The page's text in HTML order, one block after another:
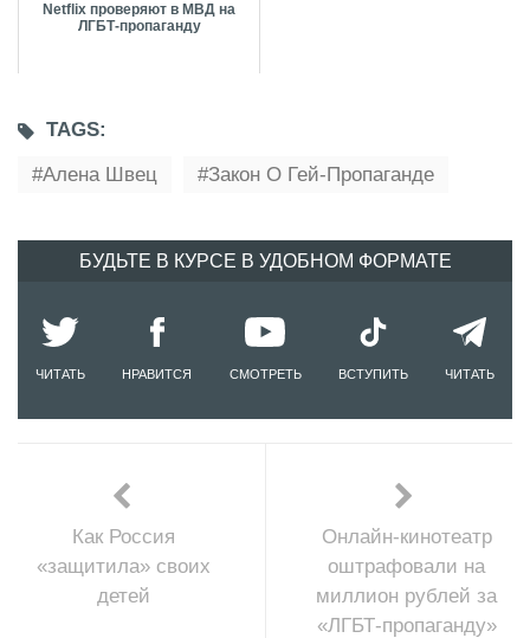
Netflix проверяют в МВД на
ЛГБТ-пропаганду
TAGS:
Алена Швец
Закон О Гей-Пропаганде
БУДЬТЕ В КУРСЕ В УДОБНОМ ФОРМАТЕ
ЧИТАТЬ НРАВИТСЯ СМОТРЕТЬ ВСТУПИТЬ ЧИТАТЬ
Как Россия
«защитила» своих
детей
Онлайн-кинотеатр
оштрафовали на
миллион рублей за
«ЛГБТ-пропаганду»